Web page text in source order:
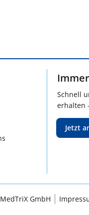
Schnell
erhalten
Jetzt
GmbH